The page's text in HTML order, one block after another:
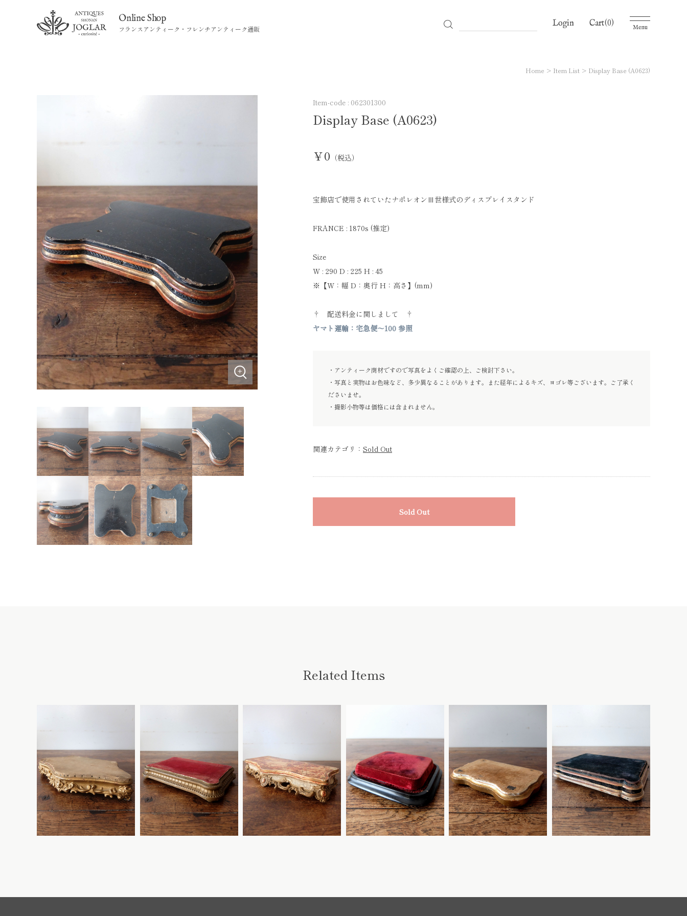
Online Shop
フランスアンティーク・フレンチアンティーク通販
Login Cart(0) Menu
Home Item List Display Base (A0623)
Item-code : 062301300
Display Base (A0623)
￥0 （税込）
宝飾店で使用されていたナポレオンⅢ世様式のディスプレイスタンド
FRANCE : 1870s (推定)
Size
W : 290 D : 225 H : 45
※【W：幅 D：奥行 H：高さ】(mm)
† 配送料金に関しまして †
ヤマト運輸：宅急便～100 参照
・アンティーク商材ですので写真をよくご確認の上、ご検討下さい。
・写真と実物はお色味など、多少異なることがあります。また経年によるキズ、ヨゴレ等ございます。ご了承く
ださいませ。
・撮影小物等は価格には含まれません。
関連カテゴリ： Sold Out
Sold Out
Related Items